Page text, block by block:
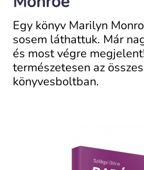
Egy könyv Marilyn
sosem láthattuk. Már
és most végre
természetesen az
könyvesboltban.